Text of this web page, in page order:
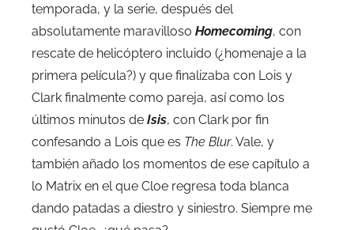
temporada, y la serie, después del
absolutamente maravilloso Homecoming, con
rescate de helicóptero incluido (¿homenaje a la
primera película?) y que finalizaba con Lois y
Clark finalmente como pareja, así como los
últimos minutos de Isis, con Clark por fin
confesando a Lois que es The Blur. Vale, y
también añado los momentos de ese capítulo a
lo Matrix en el que Cloe regresa toda blanca
dando patadas a diestro y siniestro. Siempre me